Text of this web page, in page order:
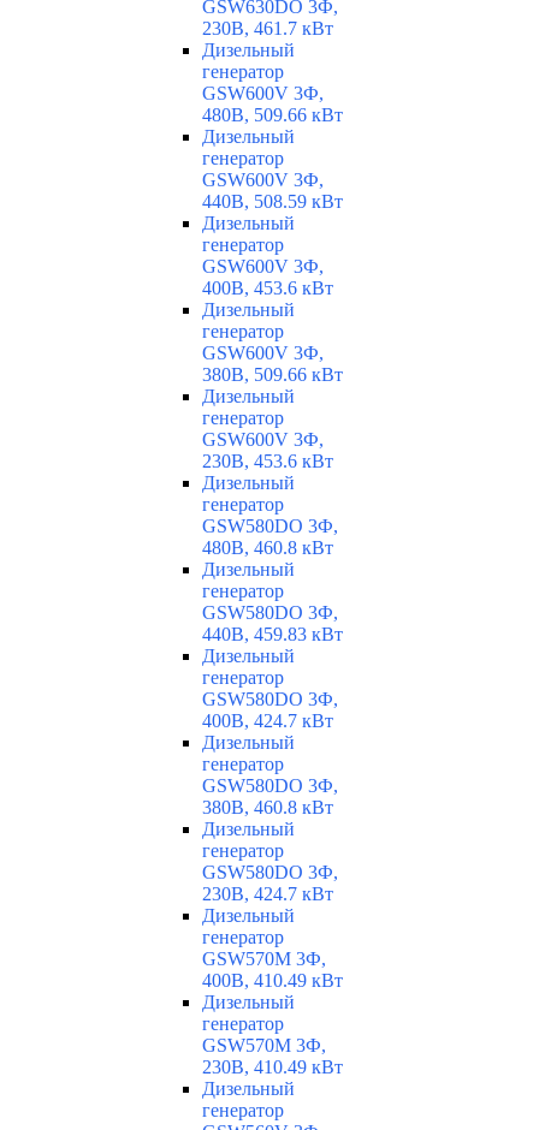
GSW630DO 3Ф,
230В, 461.7 кВт
Дизельный
генератор
GSW600V 3Ф,
480В, 509.66 кВт
Дизельный
генератор
GSW600V 3Ф,
440В, 508.59 кВт
Дизельный
генератор
GSW600V 3Ф,
400В, 453.6 кВт
Дизельный
генератор
GSW600V 3Ф,
380В, 509.66 кВт
Дизельный
генератор
GSW600V 3Ф,
230В, 453.6 кВт
Дизельный
генератор
GSW580DO 3Ф,
480В, 460.8 кВт
Дизельный
генератор
GSW580DO 3Ф,
440В, 459.83 кВт
Дизельный
генератор
GSW580DO 3Ф,
400В, 424.7 кВт
Дизельный
генератор
GSW580DO 3Ф,
380В, 460.8 кВт
Дизельный
генератор
GSW580DO 3Ф,
230В, 424.7 кВт
Дизельный
генератор
GSW570M 3Ф,
400В, 410.49 кВт
Дизельный
генератор
GSW570M 3Ф,
230В, 410.49 кВт
Дизельный
генератор